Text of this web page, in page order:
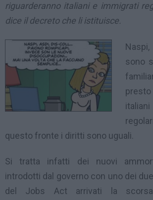
riguarderanno italiani e immigrati
dice il decreto che li istituisce.
sono
questo fronte i diritti sono uguali.
Si tratta infatti dei nuovi
introdotti dal governo con uno dei
del Jobs Act arrivati la